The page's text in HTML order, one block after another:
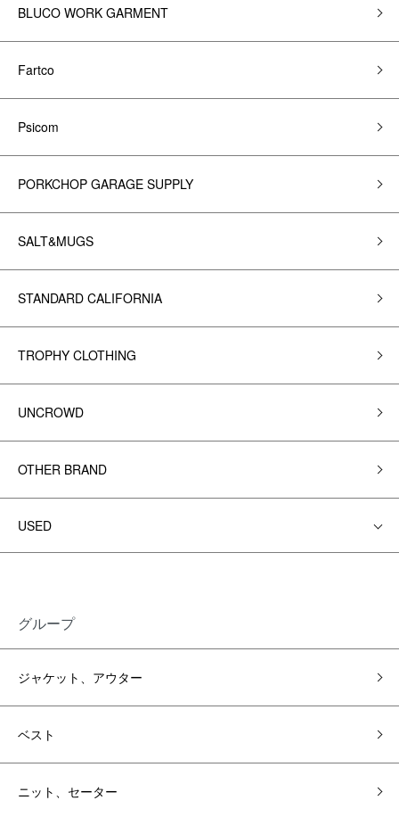
BLUCO WORK GARMENT
Fartco
Psicom
PORKCHOP GARAGE SUPPLY
SALT&MUGS
STANDARD CALIFORNIA
TROPHY CLOTHING
UNCROWD
OTHER BRAND
USED
グループ
ジャケット、アウター
ベスト
ニット、セーター